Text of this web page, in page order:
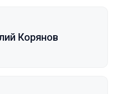
Корянов